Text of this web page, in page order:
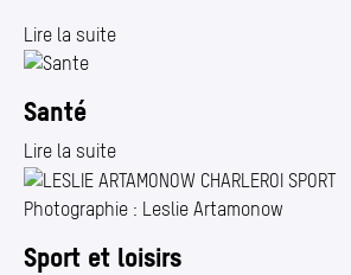
Lire la suite
Santé
Lire la suite
Photographie : Leslie Artamonow
Sport et loisirs